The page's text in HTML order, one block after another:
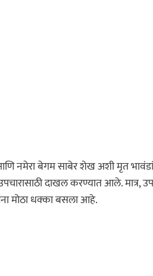
नमेरा बेगम साबेर शेख अशी मृत
दाखल करण्यात आले. मात्र,
मोठा धक्का बसला आहे.